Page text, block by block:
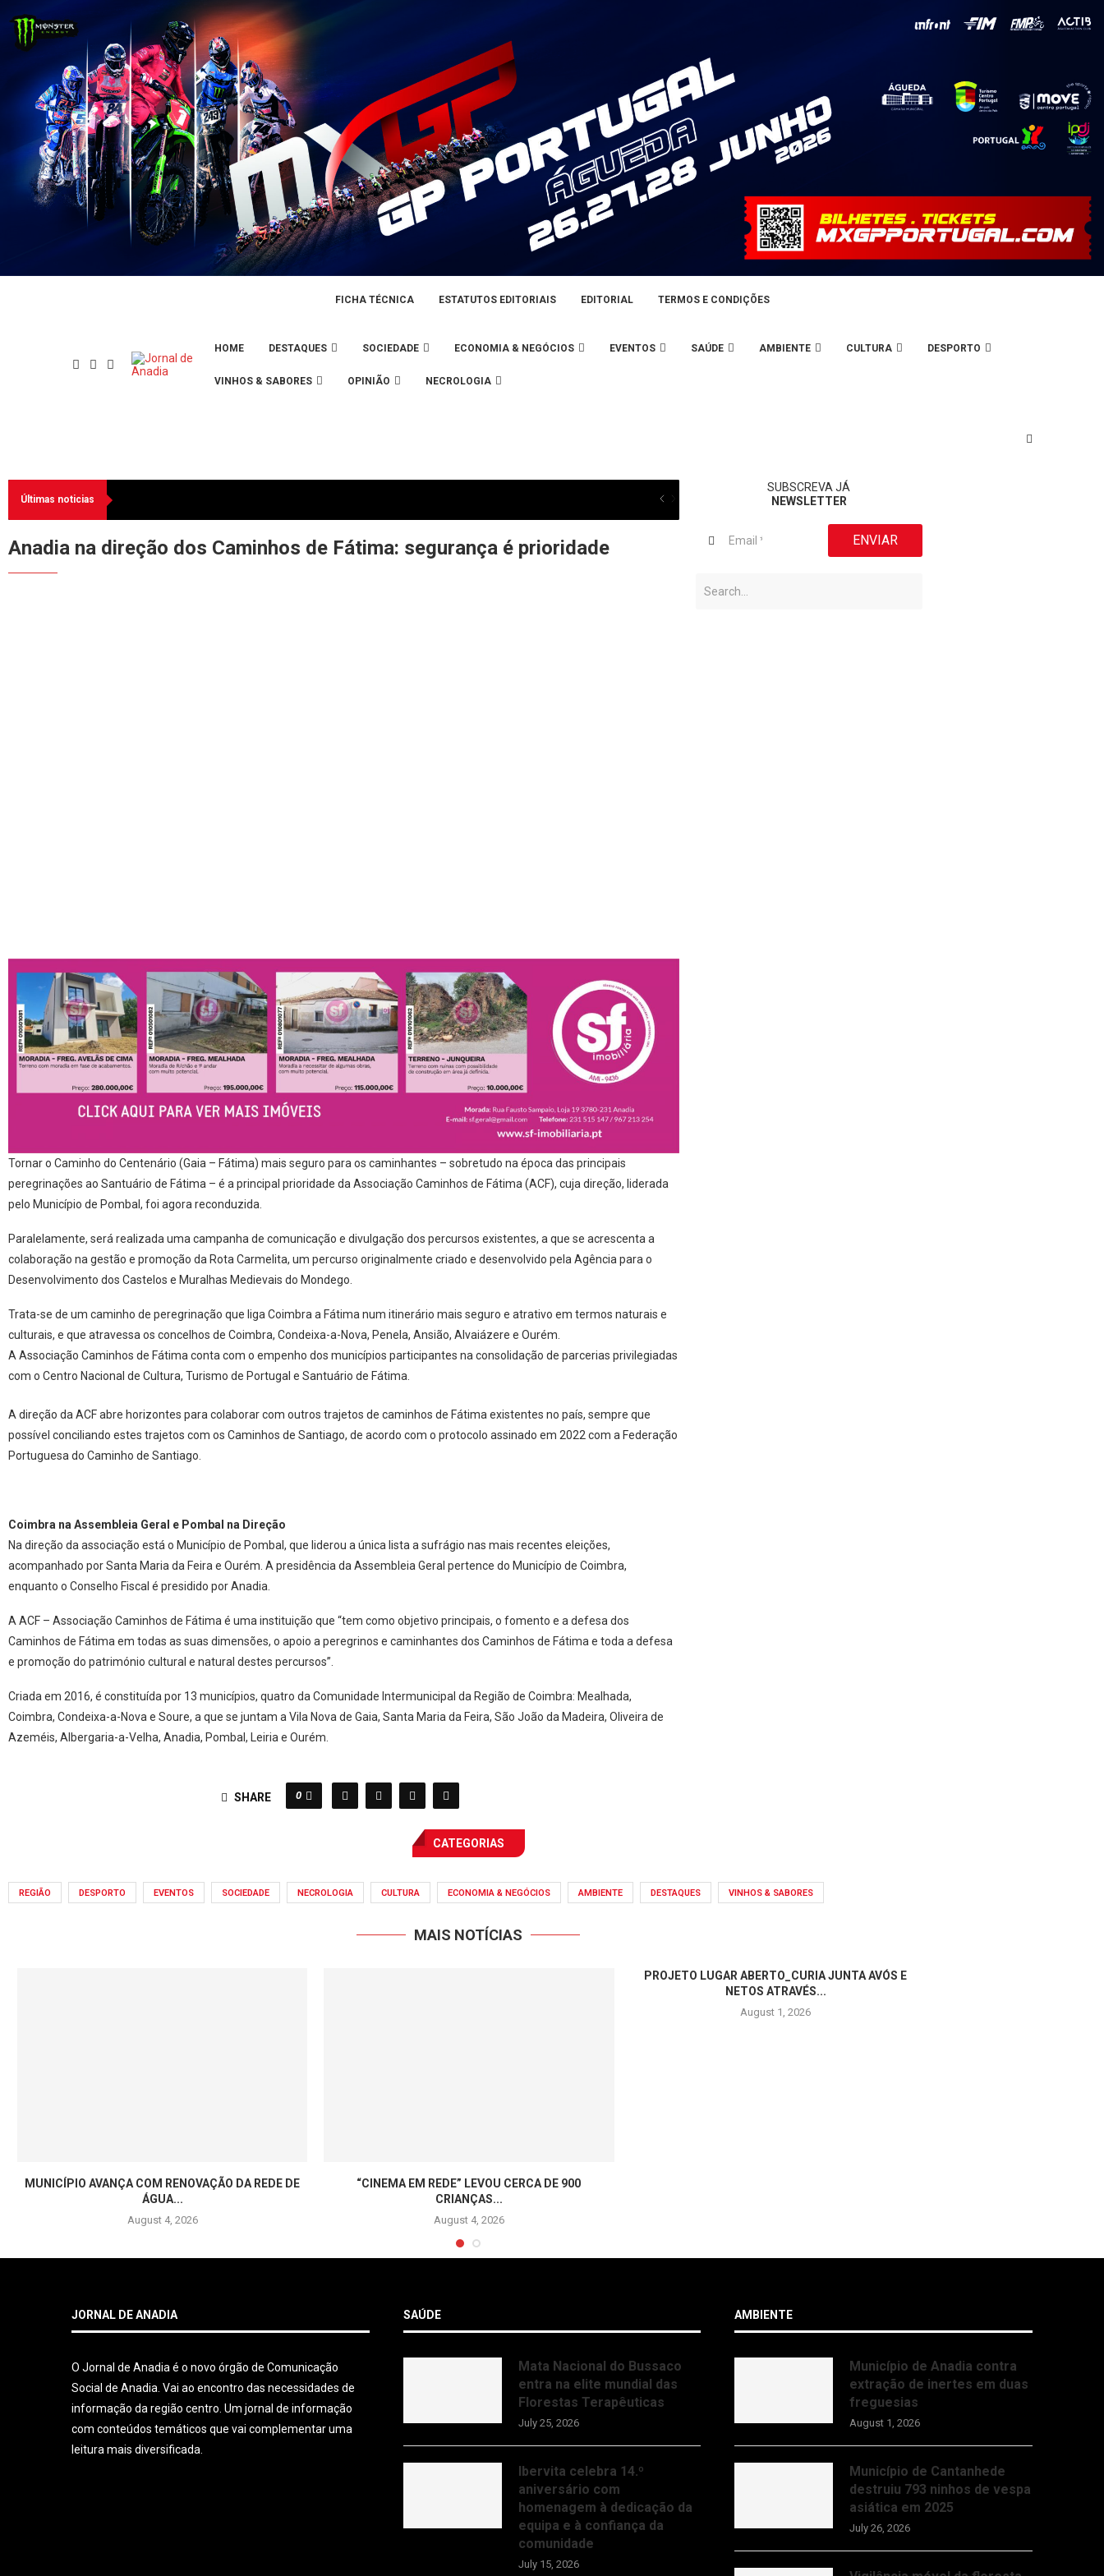
FICHA TÉCNICA ESTATUTOS EDITORIAIS EDITORIAL TERMOS E CONDIÇÕES
HOME DESTAQUES SOCIEDADE ECONOMIA & NEGÓCIOS EVENTOS SAÚDE AMBIENTE CULTURA DESPORTO
VINHOS & SABORES OPINIÃO NECROLOGIA
Últimas noticias
Anadia na direção dos Caminhos de Fátima: segurança é prioridade
Tornar o Caminho do Centenário (Gaia – Fátima) mais seguro para os caminhantes – sobretudo na época das principais
peregrinações ao Santuário de Fátima – é a principal prioridade da Associação Caminhos de Fátima (ACF), cuja direção, liderada
pelo Município de Pombal, foi agora reconduzida.
Paralelamente, será realizada uma campanha de comunicação e divulgação dos percursos existentes, a que se acrescenta a
colaboração na gestão e promoção da Rota Carmelita, um percurso originalmente criado e desenvolvido pela Agência para o
Desenvolvimento dos Castelos e Muralhas Medievais do Mondego.
Trata-se de um caminho de peregrinação que liga Coimbra a Fátima num itinerário mais seguro e atrativo em termos naturais e
culturais, e que atravessa os concelhos de Coimbra, Condeixa-a-Nova, Penela, Ansião, Alvaiázere e Ourém.
A Associação Caminhos de Fátima conta com o empenho dos municípios participantes na consolidação de parcerias privilegiadas
com o Centro Nacional de Cultura, Turismo de Portugal e Santuário de Fátima.
A direção da ACF abre horizontes para colaborar com outros trajetos de caminhos de Fátima existentes no país, sempre que
possível conciliando estes trajetos com os Caminhos de Santiago, de acordo com o protocolo assinado em 2022 com a Federação
Portuguesa do Caminho de Santiago.
Coimbra na Assembleia Geral e Pombal na Direção
Na direção da associação está o Município de Pombal, que liderou a única lista a sufrágio nas mais recentes eleições,
acompanhado por Santa Maria da Feira e Ourém. A presidência da Assembleia Geral pertence do Município de Coimbra,
enquanto o Conselho Fiscal é presidido por Anadia.
A ACF – Associação Caminhos de Fátima é uma instituição que “tem como objetivo principais, o fomento e a defesa dos
Caminhos de Fátima em todas as suas dimensões, o apoio a peregrinos e caminhantes dos Caminhos de Fátima e toda a defesa
e promoção do património cultural e natural destes percursos”.
Criada em 2016, é constituída por 13 municípios, quatro da Comunidade Intermunicipal da Região de Coimbra: Mealhada,
Coimbra, Condeixa-a-Nova e Soure, a que se juntam a Vila Nova de Gaia, Santa Maria da Feira, São João da Madeira, Oliveira de
Azeméis, Albergaria-a-Velha, Anadia, Pombal, Leiria e Ourém.
SHARE 0
SUBSCREVA JÁ
NEWSLETTER
ENVIAR
CATEGORIAS
REGIÃO DESPORTO EVENTOS SOCIEDADE NECROLOGIA CULTURA ECONOMIA & NEGÓCIOS AMBIENTE DESTAQUES VINHOS & SABORES
MAIS NOTÍCIAS
MUNICÍPIO AVANÇA COM RENOVAÇÃO DA REDE DE
ÁGUA...
August 4, 2026
“CINEMA EM REDE” LEVOU CERCA DE 900
CRIANÇAS...
August 4, 2026
PROJETO LUGAR ABERTO_CURIA JUNTA AVÓS E
NETOS ATRAVÉS...
August 1, 2026
JORNAL DE ANADIA
O Jornal de Anadia é o novo órgão de Comunicação
Social de Anadia. Vai ao encontro das necessidades de
informação da região centro. Um jornal de informação
com conteúdos temáticos que vai complementar uma
leitura mais diversificada.
SAÚDE
Mata Nacional do Bussaco
entra na elite mundial das
Florestas Terapêuticas
July 25, 2026
Ibervita celebra 14.º
aniversário com
homenagem à dedicação da
equipa e à confiança da
comunidade
July 15, 2026
AMBIENTE
Município de Anadia contra
extração de inertes em duas
freguesias
August 1, 2026
Município de Cantanhede
destruiu 793 ninhos de vespa
asiática em 2025
July 26, 2026